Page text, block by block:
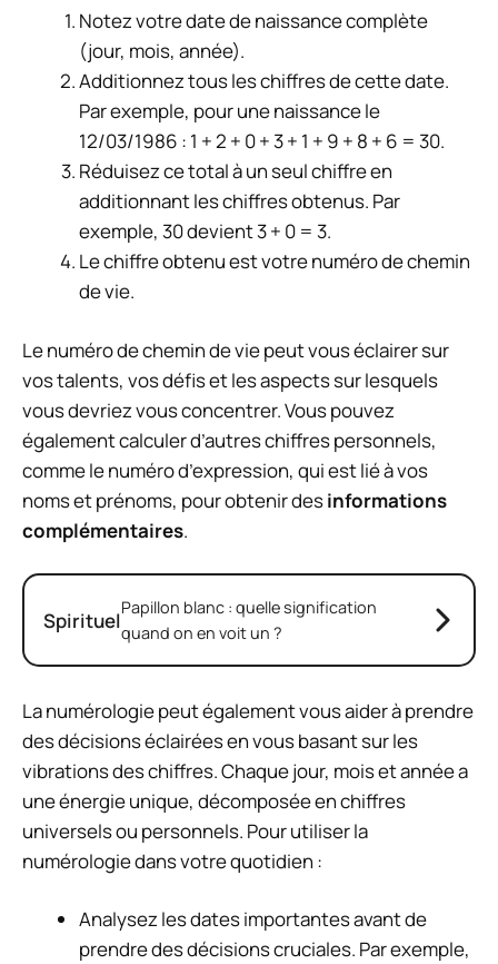
Notez votre date de naissance complète
(jour, mois, année).
Additionnez tous les chiffres de cette date.
Par exemple, pour une naissance le
12/03/1986 : 1 + 2 + 0 + 3 + 1 + 9 + 8 + 6 = 30.
Réduisez ce total à un seul chiffre en
additionnant les chiffres obtenus. Par
exemple, 30 devient 3 + 0 = 3.
Le chiffre obtenu est votre numéro de chemin
de vie.
Le numéro de chemin de vie peut vous éclairer sur
vos talents, vos défis et les aspects sur lesquels
vous devriez vous concentrer. Vous pouvez
également calculer d’autres chiffres personnels,
comme le numéro d’expression, qui est lié à vos
noms et prénoms, pour obtenir desinformations
complémentaires.
SpirituelPapillon blanc : quelle signification
quand on en voit un ?
La numérologie peut également vous aider à prendre
des décisions éclairées en vous basant sur les
vibrations des chiffres. Chaque jour, mois et année a
une énergie unique, décomposée en chiffres
universels ou personnels. Pour utiliser la
numérologie dans votre quotidien :
Analysez les dates importantes avant de
prendre des décisions cruciales. Par exemple,